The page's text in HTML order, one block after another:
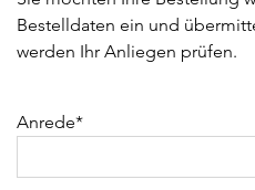
Bestelldaten ein und
werden Ihr Anliegen prüfen.
Anrede*